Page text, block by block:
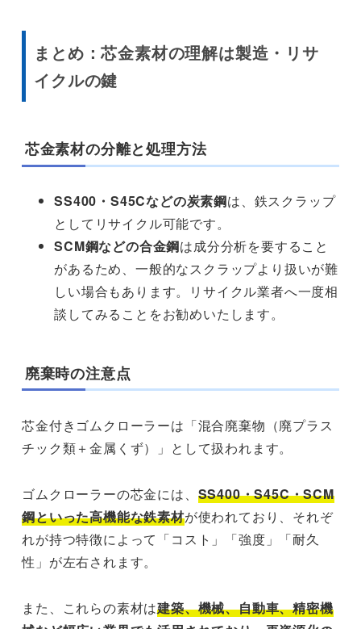
まとめ：芯金素材の理解は製造・リサ
イクルの鍵
芯金素材の分離と処理方法
SS400・S45Cなどの炭素鋼は、鉄スクラップ
としてリサイクル可能です。
SCM鋼などの合金鋼は成分分析を要すること
があるため、一般的なスクラップより扱いが難
しい場合もあります。リサイクル業者へ一度相
談してみることをお勧めいたします。
廃棄時の注意点
芯金付きゴムクローラーは「混合廃棄物（廃プラス
チック類＋金属くず）」として扱われます。
ゴムクローラーの芯金には、 SS400・S45C・SCM
鋼といった高機能な鉄素材が使われており、それぞ
れが持つ特徴によって「コスト」「強度」「耐久
性」が左右されます。
また、これらの素材は建築、機械、自動車、精密機